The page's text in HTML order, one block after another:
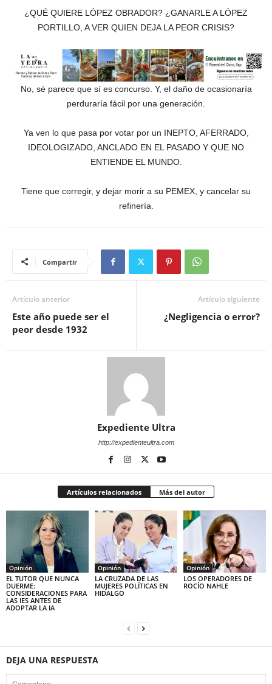
¿QUÉ QUIERE LÓPEZ OBRADOR? ¿GANARLE A LÓPEZ
PORTILLO, A VER QUIEN DEJA LA PEOR CRISIS?
No, sé parece que sí es concurso. Y, el daño de ocasionaría
perduraría fácil por una generación.
Ya ven lo que pasa por votar por un INEPTO, AFERRADO,
IDEOLOGIZADO, ANCLADO EN EL PASADO Y QUE NO
ENTIENDE EL MUNDO.
Tiene que corregir, y dejar morir a su PEMEX, y cancelar su
refinería.
Compartir
Artículo anterior
Este año puede ser el
peor desde 1932
Artículo siguiente
¿Negligencia o error?
Expediente Ultra
http://expedienteultra.com
Artículos relacionados Más del autor
Opinión
EL TUTOR QUE NUNCA
DUERME:
CONSIDERACIONES PARA
LAS IES ANTES DE
ADOPTAR LA IA
Opinión
LA CRUZADA DE LAS
MUJERES POLÍTICAS EN
HIDALGO
Opinión
LOS OPERADORES DE
ROCÍO NAHLE
DEJA UNA RESPUESTA